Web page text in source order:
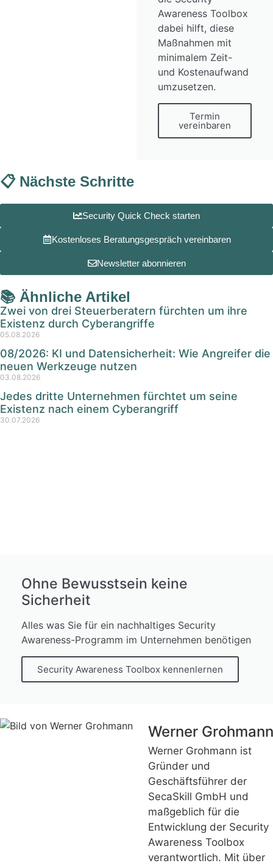
Awareness Toolbox
dabei hilft, diese
Maßnahmen mit
minimalem Zeit-
und Kostenaufwand
umzusetzen.
Termin
vereinbaren
📋 Nächste Schritte
Security Quick Check starten
Kostenloses Beratungsgespräch vereinbaren
Newsletter abonnieren
📚 Ähnliche Artikel
Zwei von drei Steuerberatern fürchten um ihre
Existenz durch Cyberangriffe
05.08.2026
08/2026: KI und Datensicherheit: Wie Angreifer die
neuen Werkzeuge nutzen
03.08.2026
Jedes dritte Unternehmen fürchtet um seine
Existenz nach einem Cyberangriff
30.07.2026
Ohne Bewusstsein keine
Sicherheit
Alles was Sie für ein nachhaltiges Security
Awareness-Programm im Unternehmen benötigen
Security Awareness Toolbox kennenlernen
Werner Grohmann
Werner Grohmann ist
Gründer und
Geschäftsführer der
SecaSkill GmbH und
maßgeblich für die
Entwicklung der Security
Awareness Toolbox
verantwortlich. Mit über